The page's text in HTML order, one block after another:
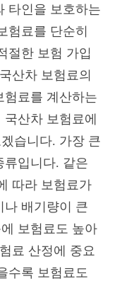
타인을 보호하는
험료를 단순히
절한 보험 가입
산차 보험료의
험료를 계산하는
국산차 보험료에
습니다. 가장 큰
류입니다. 같은
따라 보험료가
나 배기량이 큰
보험료도 높아
료 산정에 중요
수록 보험료도